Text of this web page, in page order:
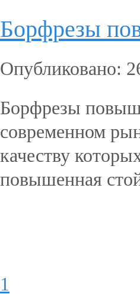
Борфрезы
Опубликовано:
Борфрезы
современном
качеству
повышенная
1